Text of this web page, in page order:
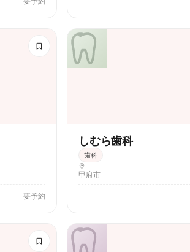
要予約
しむら歯科
歯科
甲府市